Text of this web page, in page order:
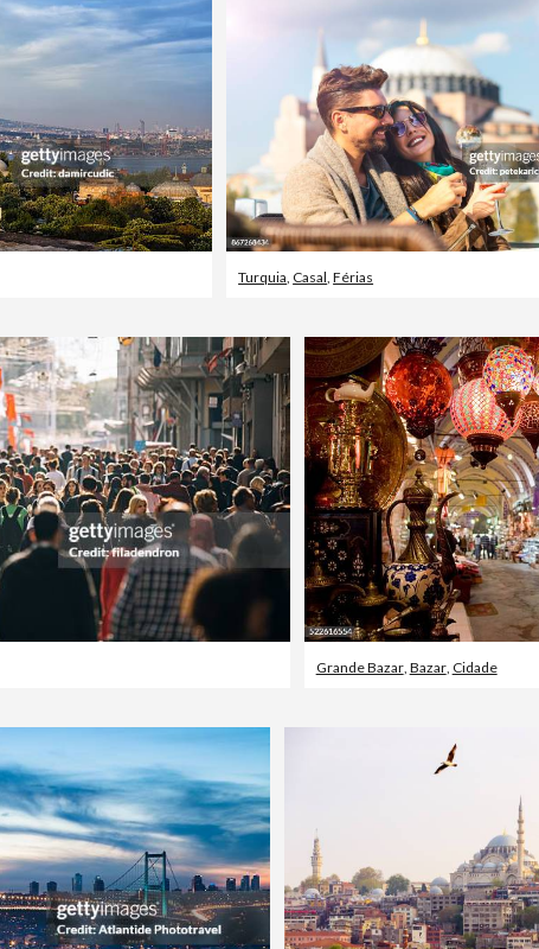
Turquia Casal ,Férias
Grande Bazar, Bazar, Cidade